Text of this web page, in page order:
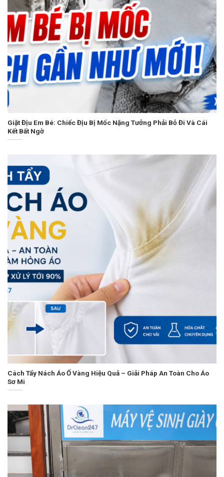
Giặt Địu Em Bé: Chiếc Địu Bị Mốc Nặng Tưởng Phải Bỏ Đi Và Cái
Kết Bất Ngờ
Cách Tẩy Nách Áo Ố Vàng Hiệu Quả – Giải Pháp An Toàn Cho Áo
Sơ Mi